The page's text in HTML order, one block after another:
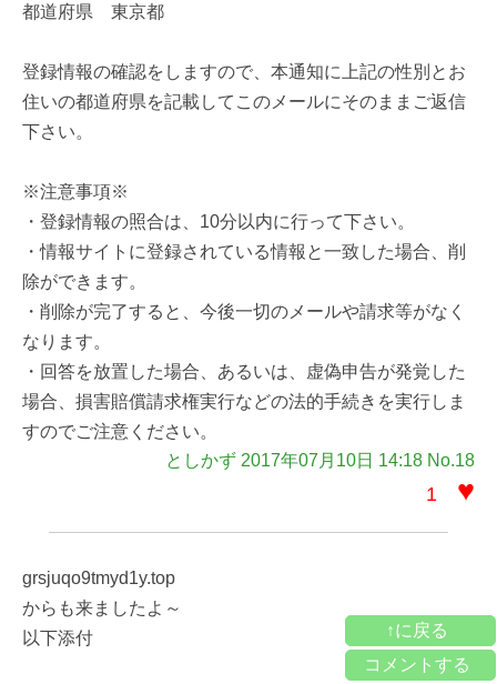
都道府県 東京都
登録情報の確認をしますので、本通知に上記の性別とお
住いの都道府県を記載してこのメールにそのままご返信
下さい。
※注意事項※
・登録情報の照合は、10分以内に行って下さい。
・情報サイトに登録されている情報と一致した場合、削
除ができます。
・削除が完了すると、今後一切のメールや請求等がなく
なります。
・回答を放置した場合、あるいは、虚偽申告が発覚した
場合、損害賠償請求権実行などの法的手続きを実行しま
すのでご注意ください。
としかず 2017年07月10日 14:18 No.18
1 ♥
grsjuqo9tmyd1y.top
からも来ましたよ～
以下添付
↑に戻る
コメントする